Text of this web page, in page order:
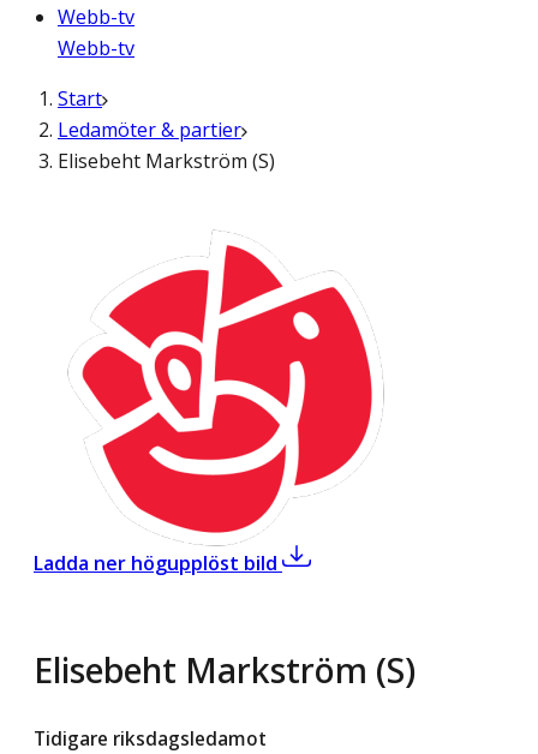
Webb-tv
Webb-tv
Start
Ledamöter & partier
Elisebeht Markström (S)
Ladda ner högupplöst bild ,Elisebeht Markström (S)
Elisebeht Markström (S)
Tidigare riksdagsledamot